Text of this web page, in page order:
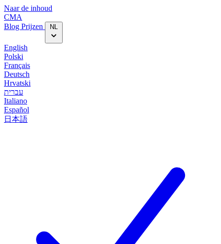
Naar de inhoud
CMA
Blog‎ Prijzen NL
English
Polski
Français
Deutsch
Hrvatski
עברית
Italiano
Español
日本語